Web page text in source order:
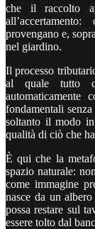
che il raccolto
provengano e,
nel giardino.
Il processo
al quale tutto
automaticamente
fondamentali
soltanto il modo
qualità di ciò che
È qui che la
spazio naturale:
come immagine
nasce da un
possa restare sul
essere tolto dal